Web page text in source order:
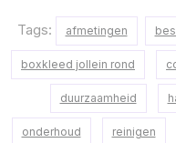
Tags: afmetingen
boxkleed jollein rond
duurzaamheid
onderhoud reinigen